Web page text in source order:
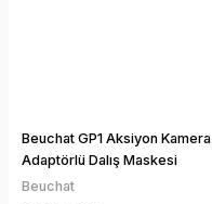
Beuchat GP1 Aksiyon Kamera
Adaptörlü Dalış Maskesi
Beuchat